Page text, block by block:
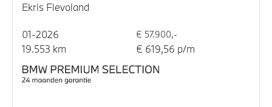
Ekris Flevoland
01-2026 € 57.900,-
19.553 km € 619,56 p/m